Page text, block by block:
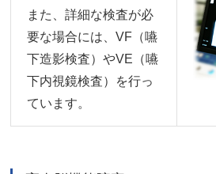
また、詳細な検査が必
要な場合には、VF（嚥
下造影検査）やVE（嚥
下内視鏡検査）を行っ
ています。